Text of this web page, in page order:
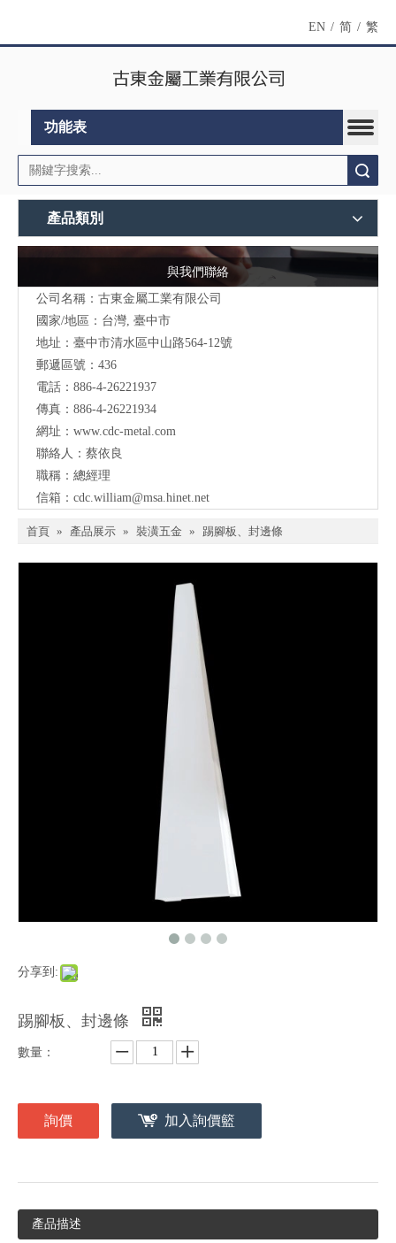
EN / 简 / 繁
功能表
產品類別
與我們聯絡
公司名稱：古東金屬工業有限公司
國家/地區：台灣, 臺中市
地址：臺中市清水區中山路564-12號
郵遞區號：436
電話：886-4-26221937
傳真：886-4-26221934
網址： www.cdc-metal.com
聯絡人：蔡依良
職稱：總經理
信箱： cdc.william@msa.hinet.net
首頁 » 產品展示 » 裝潢五金 » 踢腳板、封邊條
分享到:
踢腳板、封邊條
數量：
詢價 加入詢價籃
產品描述